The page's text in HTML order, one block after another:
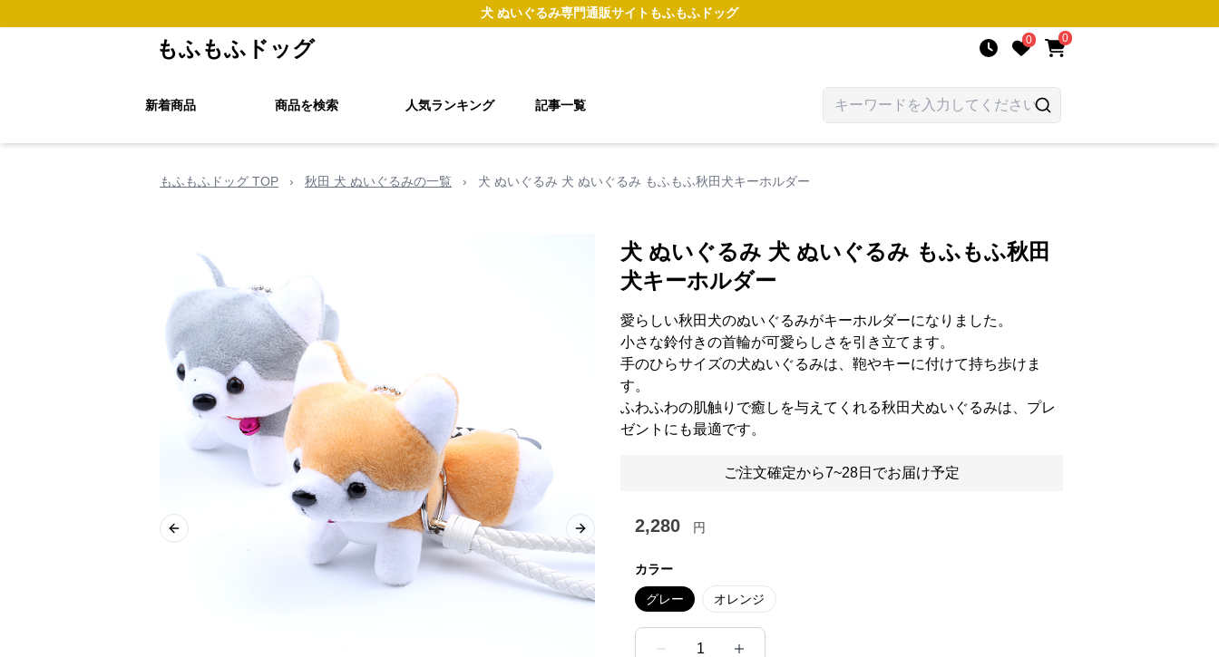
犬 ぬいぐるみ専門通販サイト もふもふドッグ
もふもふドッグ 0 0
新着商品 商品を検索 人気ランキング 記事一覧
もふもふドッグ TOP › 秋田 犬 ぬいぐるみの一覧 › 犬 ぬいぐるみ 犬 ぬいぐるみ もふもふ秋田犬キーホルダー
Previous slide Next slide
犬 ぬいぐるみ 犬 ぬいぐるみ もふもふ秋田
犬キーホルダー
愛らしい秋田犬のぬいぐるみがキーホルダーになりました。
小さな鈴付きの首輪が可愛らしさを引き立てます。
手のひらサイズの犬ぬいぐるみは、鞄やキーに付けて持ち歩けま
す。
ふわふわの肌触りで癒しを与えてくれる秋田犬ぬいぐるみは、プレ
ゼントにも最適です。
ご注文確定から7~28日でお届け予定
2,280 円
カラー
グレー オレンジ
1